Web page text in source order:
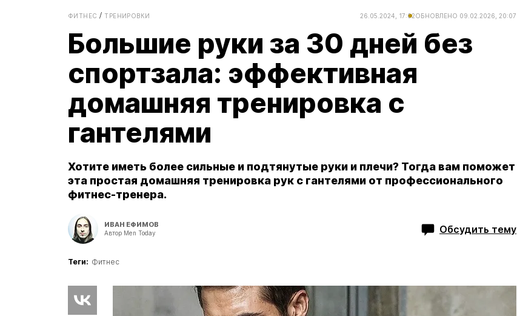
ФИТНЕС ТРЕНИРОВКИ 26.05.2024, 17:02ОБНОВЛЕНО 09.02.2026, 20:07
Большие руки за 30 дней без
спортзала: эффективная
домашняя тренировка с
гантелями
Хотите иметь более сильные и подтянутые руки и плечи? Тогда вам поможет
эта простая домашняя тренировка рук с гантелями от профессионального
фитнес-тренера.
ИВАН ЕФИМОВ
Автор Men Today Обсудить тему
Теги: Фитнес